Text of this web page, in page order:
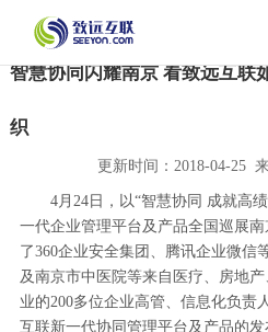
首页>了解致远>新闻中心
智慧协同闪耀南京 看致远互联
织
更新时间：2018-04-25
4月24日，以“智慧协同 成就高
一代企业管理平台及产品全国巡展南
了360企业安全集团、腾讯企业微信
及南京市中医院等来自医疗、房地
业的200多位企业高管、信息化负责
互联新一代协同管理平台及产品的